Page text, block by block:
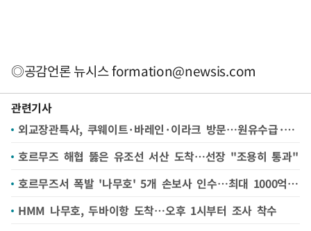
◎공감언론 뉴시스formation@newsis.com
관련기사
외교장관특사, 쿠웨이트·바레인·이라크 방문…원유수급·인프라·건설 등 협력 논의
호르무즈 해협 뚫은 유조선 서산 도착…선장 "조용히 통과"
호르무즈서 폭발 '나무호' 5개 손보사 인수…최대 1000억 보상
HMM 나무호, 두바이항 도착…오후 1시부터 조사 착수